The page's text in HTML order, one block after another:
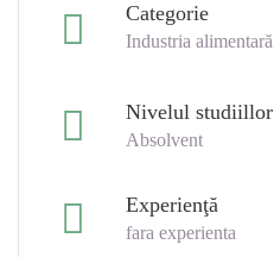
Categorie
Industria alimentară
Nivelul studiillor
Absolvent
Experienţă
fara experienta